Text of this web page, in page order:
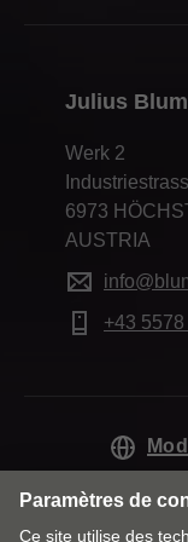
Julius
Werk 2
6973
AUSTRIA
+43 5578
Contact